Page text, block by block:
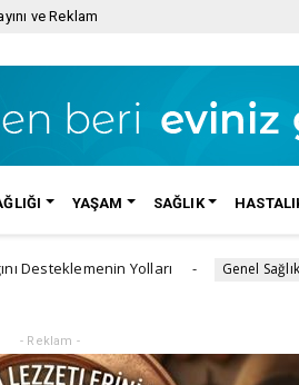
ve Reklam
YAŞAM SAĞLIK
Yolları Genel Sağlık Güneşin
- Reklam -